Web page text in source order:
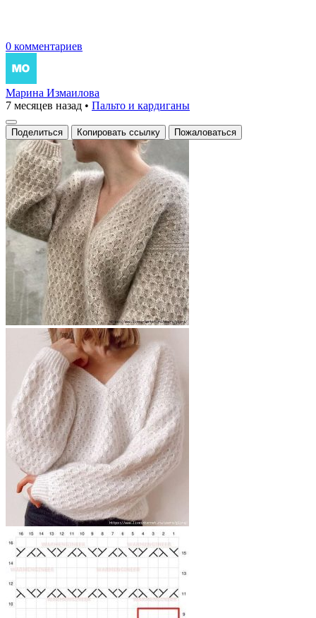
0 комментариев
Марина Измаилова
7 месяцев назад • Пальто и кардиганы
Поделиться Копировать ссылку Пожаловаться